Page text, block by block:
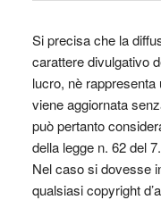
Si precisa che la
carattere divulgativo
lucro, nè
viene aggiornata
può pertanto
della legge n. 62 del
Nel caso si dovesse
qualsiasi copyright